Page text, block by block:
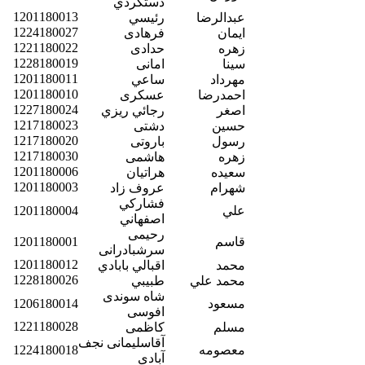
عبدالرضا
رئيسي
1201180013
ایمان
فرهادی
1224180027
زهره
حدادی
1221180022
سینا
امانی
1228180019
مهرداد
ساعي
1201180011
احمدرضا
عسکری
1201180010
اصغر
رجائي ريزي
1227180024
حسین
دشتی
1217180023
رسول
باروتی
1217180020
زهره
هاشمی
1217180030
سعيده
هراتيان
1201180006
شهرام
عروف زاد
1201180003
علي
فشاركي
اصفهاني
1201180004
قاسم
رحیمی
سرشبادرانی
1201180001
محمد
اقبالي بابادي
1201180012
محمد علي
طبيبي
1228180026
مسعود
شاه سوندی
افوسی
1206180014
مسلم
کاظمی
1221180028
معصومه
آقاسلیمانی نجف
آبادی
1224180018